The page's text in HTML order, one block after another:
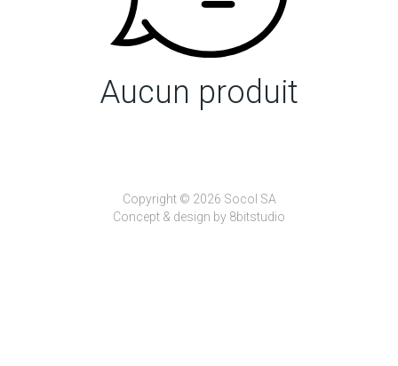
Aucun produit
Copyright © 2026 Socol SA
Concept & design by 8bitstudio